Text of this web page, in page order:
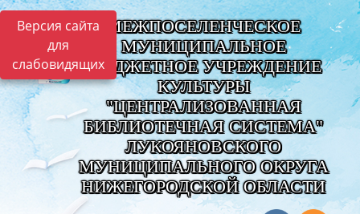
Версия сайта
для
слабовидящих
МЕЖПОСЕЛЕНЧЕСКОЕ
МУНИЦИПАЛЬНОЕ
БЮДЖЕТНОЕ УЧРЕЖДЕНИЕ
КУЛЬТУРЫ
"ЦЕНТРАЛИЗОВАННАЯ
БИБЛИОТЕЧНАЯ СИСТЕМА"
ЛУКОЯНОВСКОГО
МУНИЦИПАЛЬНОГО ОКРУГА
НИЖЕГОРОДСКОЙ ОБЛАСТИ